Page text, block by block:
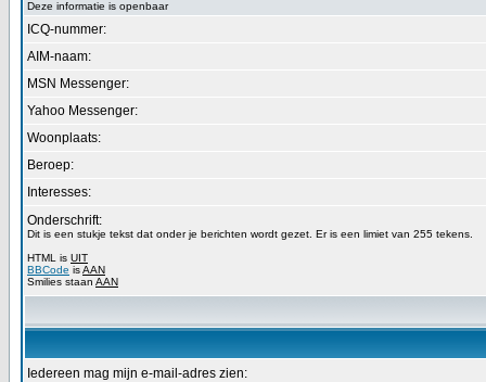
Deze informatie is openbaar
ICQ-nummer:
AIM-naam:
MSN Messenger:
Yahoo Messenger:
Woonplaats:
Beroep:
Interesses:
Onderschrift:
Dit is een stukje tekst dat onder je berichten wordt gezet. Er is een limiet van 255 tekens.
HTML is UIT
BBCode isAAN
Smilies staan AAN
Iedereen mag mijn e-mail-adres zien: